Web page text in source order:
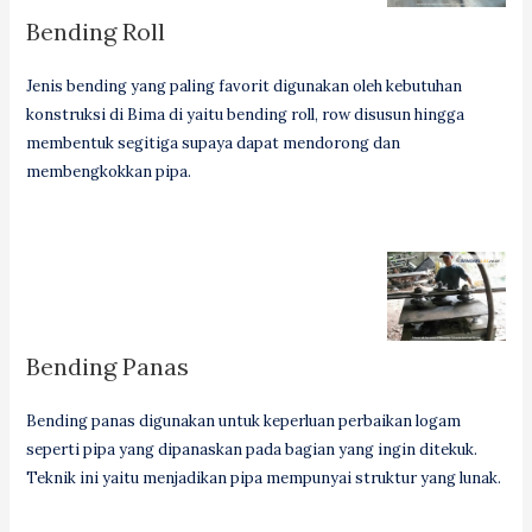
Bending Roll
Jenis bending yang paling favorit digunakan oleh kebutuhan
konstruksi di Bima di yaitu bending roll, row disusun hingga
membentuk segitiga supaya dapat mendorong dan
membengkokkan pipa.
Bending Panas
Bending panas digunakan untuk keperluan perbaikan logam
seperti pipa yang dipanaskan pada bagian yang ingin ditekuk.
Teknik ini yaitu menjadikan pipa mempunyai struktur yang lunak.